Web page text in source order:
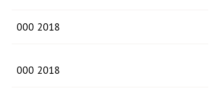
000 2018
000 2018